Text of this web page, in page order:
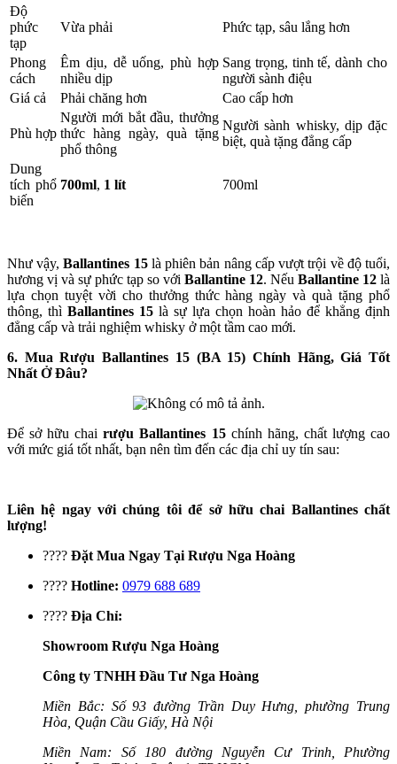
Độ
phức
tạp
Vừa phải Phức tạp, sâu lắng hơn
Phong
cách
Êm dịu, dễ uống, phù hợp
nhiều dịp
Sang trọng, tinh tế, dành cho
người sành điệu
Giá cả
Phải chăng hơn Cao cấp hơn
Phù hợp
Người mới bắt đầu, thưởng
thức hàng ngày, quà tặng
phổ thông
Người sành whisky, dịp đặc
biệt, quà tặng đẳng cấp
Dung
tích phổ
biến
700ml, 1 lít 700ml
Như vậy,Ballantines 15là phiên bản nâng cấp vượt trội về độ tuổi,
hương vị và sự phức tạp so với Ballantine 12. Nếu Ballantine 12 là
lựa chọn tuyệt vời cho thưởng thức hàng ngày và quà tặng phổ
thông, thì Ballantines 15 là sự lựa chọn hoàn hảo để khẳng định
đẳng cấp và trải nghiệm whisky ở một tầm cao mới.
6. Mua Rượu Ballantines 15 (BA 15) Chính Hãng, Giá Tốt
Nhất Ở Đâu?
Để sở hữu chairượu Ballantines 15chính hãng, chất lượng cao
với mức giá tốt nhất, bạn nên tìm đến các địa chỉ uy tín sau:
Liên hệ ngay với chúng tôi để sở hữu chai Ballantines chất
lượng!
???? Đặt Mua Ngay Tại Rượu Nga Hoàng
???? Hotline: 0979 688 689
???? Địa Chỉ:
Showroom Rượu Nga Hoàng
Công ty TNHH Đầu Tư Nga Hoàng
Miền Bắc: Số 93 đường Trần Duy Hưng, phường Trung
Hòa, Quận Cầu Giấy, Hà Nội
Miền Nam: Số 180 đường Nguyễn Cư Trinh, Phường